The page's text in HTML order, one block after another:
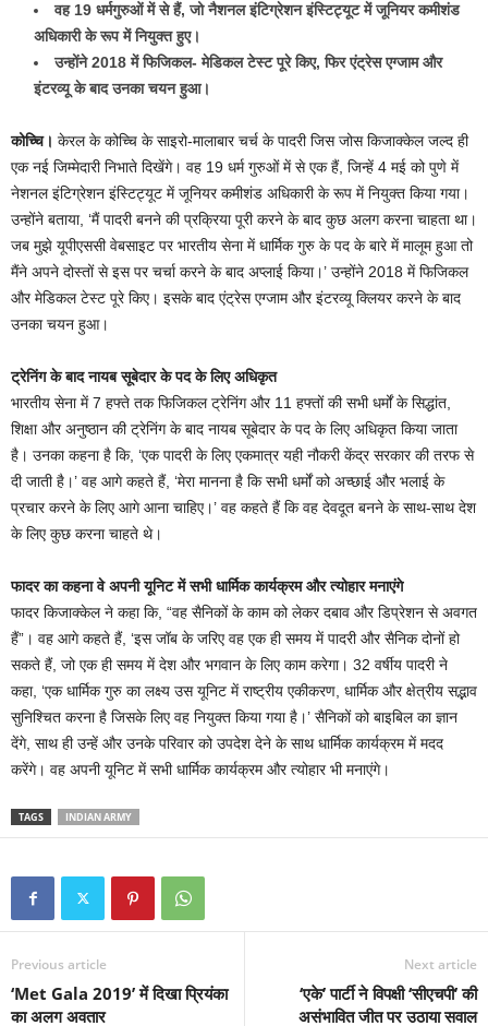
वह 19 धर्मगुरुओं में से हैं, जो नैशनल इंटिग्रेशन इंस्टिट्यूट में जूनियर कमीशंड
अधिकारी के रूप में नियुक्त हुए।
उन्होंने 2018 में फिजिकल- मेडिकल टेस्ट पूरे किए, फिर एंट्रेस एग्जाम और
इंटरव्यू के बाद उनका चयन हुआ।
कोच्चि। केरल के कोच्चि के साइरो-मालाबार चर्च के पादरी जिस जोस किजाक्केल जल्द ही
एक नई जिम्मेदारी निभाते दिखेंगे। वह 19 धर्म गुरुओं में से एक हैं, जिन्हें 4 मई को पुणे में
नेशनल इंटिग्रेशन इंस्टिट्यूट में जूनियर कमीशंड अधिकारी के रूप में नियुक्त किया गया।
उन्होंने बताया, ‘मैं पादरी बनने की प्रक्रिया पूरी करने के बाद कुछ अलग करना चाहता था।
जब मुझे यूपीएससी वेबसाइट पर भारतीय सेना में धार्मिक गुरु के पद के बारे में मालूम हुआ तो
मैंने अपने दोस्तों से इस पर चर्चा करने के बाद अप्लाई किया।’ उन्होंने 2018 में फिजिकल
और मेडिकल टेस्ट पूरे किए। इसके बाद एंट्रेस एग्जाम और इंटरव्यू क्लियर करने के बाद
उनका चयन हुआ।
ट्रेनिंग के बाद नायब सूबेदार के पद के लिए अधिकृत
भारतीय सेना में 7 हफ्ते तक फिजिकल ट्रेनिंग और 11 हफ्तों की सभी धर्मों के सिद्धांत,
शिक्षा और अनुष्ठान की ट्रेनिंग के बाद नायब सूबेदार के पद के लिए अधिकृत किया जाता
है। उनका कहना है कि, ‘एक पादरी के लिए एकमात्र यही नौकरी केंद्र सरकार की तरफ से
दी जाती है।’ वह आगे कहते हैं, ‘मेरा मानना है कि सभी धर्मों को अच्छाई और भलाई के
प्रचार करने के लिए आगे आना चाहिए।’ वह कहते हैं कि वह देवदूत बनने के साथ-साथ देश
के लिए कुछ करना चाहते थे।
फादर का कहना वे अपनी यूनिट में सभी धार्मिक कार्यक्रम और त्योहार मनाएंगे
फादर किजाक्केल ने कहा कि, “वह सैनिकों के काम को लेकर दबाव और डिप्रेशन से अवगत
हैं”। वह आगे कहते हैं, ‘इस जॉब के जरिए वह एक ही समय में पादरी और सैनिक दोनों हो
सकते हैं, जो एक ही समय में देश और भगवान के लिए काम करेगा। 32 वर्षीय पादरी ने
कहा, ‘एक धार्मिक गुरु का लक्ष्य उस यूनिट में राष्ट्रीय एकीकरण, धार्मिक और क्षेत्रीय सद्भाव
सुनिश्चित करना है जिसके लिए वह नियुक्त किया गया है।’ सैनिकों को बाइबिल का ज्ञान
देंगे, साथ ही उन्हें और उनके परिवार को उपदेश देने के साथ धार्मिक कार्यक्रम में मदद
करेंगे। वह अपनी यूनिट में सभी धार्मिक कार्यक्रम और त्योहार भी मनाएंगे।
TAGS INDIAN ARMY
Previous article
‘Met Gala 2019’ में दिखा प्रियंका
का अलग अवतार
Next article
‘एके’ पार्टी ने विपक्षी ‘सीएचपी’ की
असंभावित जीत पर उठाया सवाल